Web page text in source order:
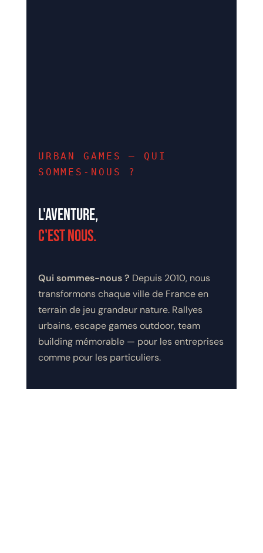
URBAN GAMES – QUI
SOMMES-NOUS ?
L'aventure,
c'est nous.
Qui sommes-nous ? Depuis 2010, nous
transformons chaque ville de France en
terrain de jeu grandeur nature. Rallyes
urbains, escape games outdoor, team
building mémorable — pour les entreprises
comme pour les particuliers.